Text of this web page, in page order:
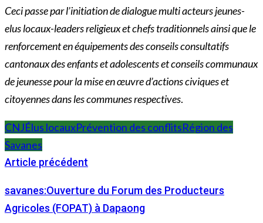
Ceci passe par l’initiation de dialogue multi acteurs jeunes-
elus locaux-leaders religieux et chefs traditionnels ainsi que le
renforcement en équipements des conseils consultatifs
cantonaux des enfants et adolescents et conseils communaux
de jeunesse pour la mise en œuvre d’actions civiques et
citoyennes dans les communes respectives.
CNJÉlus locauxPrévention des conflitsRégion des
Savanes
Article précédent
savanes:Ouverture du Forum des Producteurs
Agricoles (FOPAT) à Dapaong